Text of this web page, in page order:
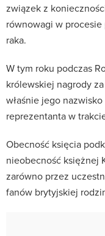
związek z
równowagi w
raka.
W tym roku podczas
królewskiej nagrody
właśnie jego
reprezentanta w
Obecność księcia
nieobecność księżnej
zarówno przez
fanów brytyjskiej